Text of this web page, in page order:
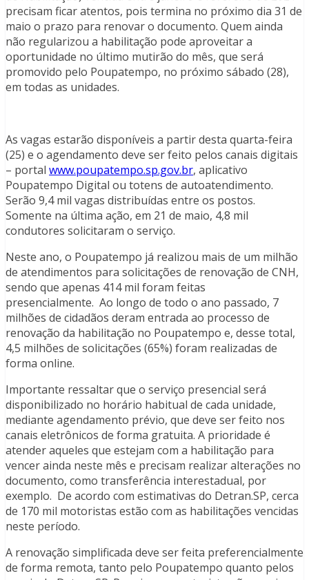
precisam ficar atentos, pois termina no próximo dia 31 de
maio o prazo para renovar o documento. Quem ainda
não regularizou a habilitação pode aproveitar a
oportunidade no último mutirão do mês, que será
promovido pelo Poupatempo, no próximo sábado (28),
em todas as unidades.
As vagas estarão disponíveis a partir desta quarta-feira
(25) e o agendamento deve ser feito pelos canais digitais
– portal www.poupatempo.sp.gov.br, aplicativo
Poupatempo Digital ou totens de autoatendimento.
Serão 9,4 mil vagas distribuídas entre os postos.
Somente na última ação, em 21 de maio, 4,8 mil
condutores solicitaram o serviço.
Neste ano, o Poupatempo já realizou mais de um milhão
de atendimentos para solicitações de renovação de CNH,
sendo que apenas 414 mil foram feitas
presencialmente. Ao longo de todo o ano passado, 7
milhões de cidadãos deram entrada ao processo de
renovação da habilitação no Poupatempo e, desse total,
4,5 milhões de solicitações (65%) foram realizadas de
forma online.
Importante ressaltar que o serviço presencial será
disponibilizado no horário habitual de cada unidade,
mediante agendamento prévio, que deve ser feito nos
canais eletrônicos de forma gratuita. A prioridade é
atender aqueles que estejam com a habilitação para
vencer ainda neste mês e precisam realizar alterações no
documento, como transferência interestadual, por
exemplo. De acordo com estimativas do Detran.SP, cerca
de 170 mil motoristas estão com as habilitações vencidas
neste período.
A renovação simplificada deve ser feita preferencialmente
de forma remota, tanto pelo Poupatempo quanto pelos